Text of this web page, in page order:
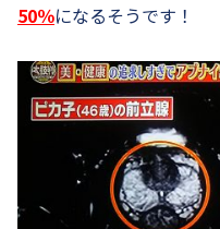
50％になるそうです！